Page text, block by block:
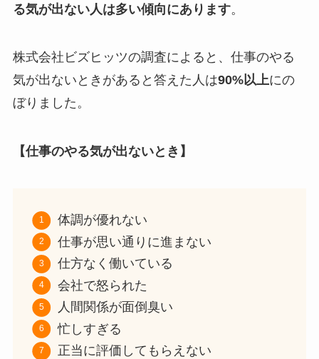
る気が出ない人は多い傾向にあります。
株式会社ビズヒッツの調査によると、仕事のやる
気が出ないときがあると答えた人は90%以上にの
ぼりました。
【仕事のやる気が出ないとき】
体調が優れない
仕事が思い通りに進まない
仕方なく働いている
会社で怒られた
人間関係が面倒臭い
忙しすぎる
正当に評価してもらえない